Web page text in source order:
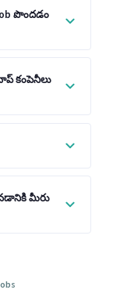
పొందడం
కంపెనీలు
మీరు